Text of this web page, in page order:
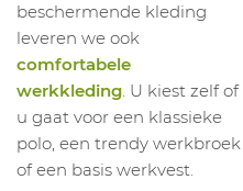
beschermende kleding
leveren we ook
comfortabele
werkkleding. U kiest zelf of
u gaat voor een klassieke
polo, een trendy werkbroek
of een basis werkvest.